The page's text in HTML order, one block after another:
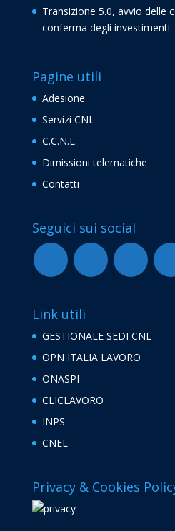
Transizione 5.0, avvio delle
conferma degli investimenti
Pagine utili
Adesione
Servizi CNL
C.C.N.L.
Dimissioni telematiche
Contatti
Seguici sui social
Link utili
GESTIONALE SEDI CNL
OPN ITALIA LAVORO
ONASPI
CLICLAVORO
INPS
CNEL
Privacy & Cookies